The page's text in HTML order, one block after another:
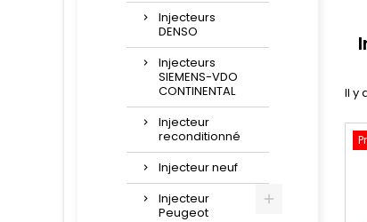
Injecteurs
DENSO
Injecteurs
SIEMENS-VDO
CONTINENTAL
Injecteur
reconditionné
Injecteur neuf
Injecteur
Peugeot
Il y